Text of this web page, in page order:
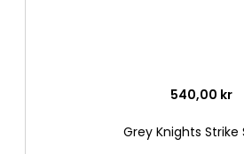
540,00 kr
Grey Knights Strike